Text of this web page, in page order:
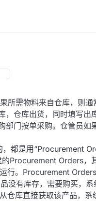
需物料来自仓库，则
仓库出货，同时填写
门按单采购。仓管员
都是用“Procurement
Procurement Orders，
。Procurement Orders
没有库存，需要购买，
仓库直接获取该产品，系